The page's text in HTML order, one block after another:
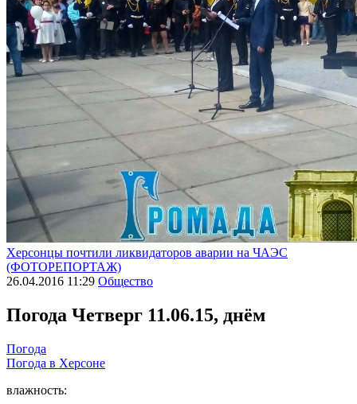
Херсонцы почтили ликвидаторов аварии на ЧАЭС
(ФОТОРЕПОРТАЖ)
26.04.2016 11:29 Общество
Погода Четверг 11.06.15, днём
Погода
Погода в Херсоне
влажность: